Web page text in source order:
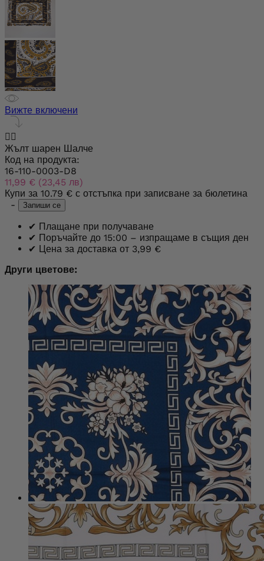
Вижте включени
 
Жълт шарен Шалче
Код на продукта:
16-110-0003-D8
11,99 € (23,45 лв)
Купи за 10.79 € с отстъпка при записване за бюлетина
-
Запиши се
✔ Плащане при получаване
✔ Поръчайте до 15:00 – изпращаме в същия ден
✔ Цена за доставка от 3,99 €
Други цветове: